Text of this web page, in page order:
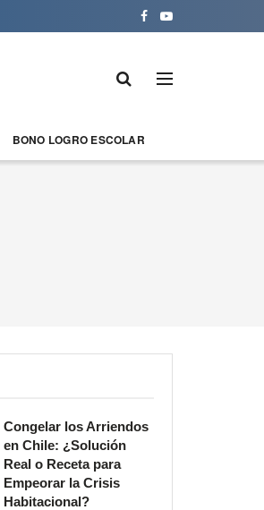
BONO LOGRO ESCOLAR
Congelar los Arriendos
en Chile: ¿Solución
Real o Receta para
Empeorar la Crisis
Habitacional?